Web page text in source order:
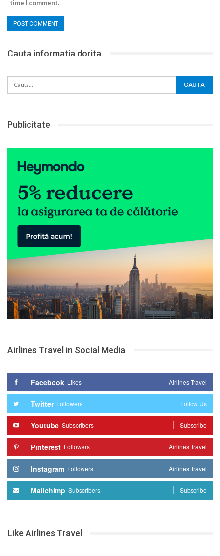
time I comment.
Cauta informatia dorita
Publicitate
Airlines Travel in Social Media
Facebook Likes Airlines Travel
Twitter Followers Follow Us
Youtube Subscribers Subscribe
Pinterest Followers Airlines Travel
Instagram Followers Airlines Travel
Mailchimp Subscribers Subscribe
Like Airlines Travel